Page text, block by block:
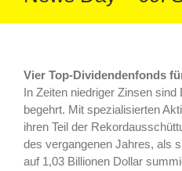
Vier Top-Dividendenfonds
In Zeiten niedriger Zinsen sind
begehrt. Mit spezialisierten
ihren Teil der
des vergangenen Jahres, als
auf 1,03 Billionen Dollar